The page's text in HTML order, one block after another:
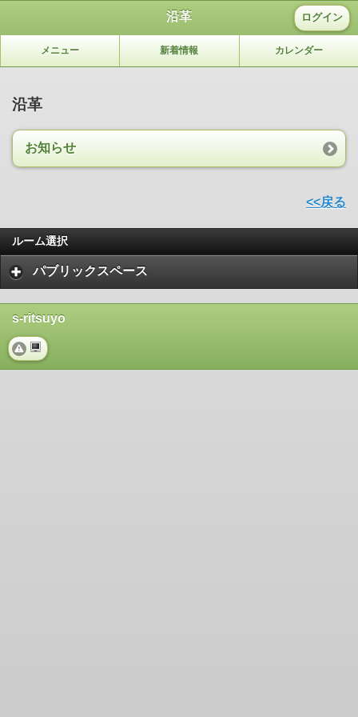
沿革 ログイン
メニュー 新着情報 カレンダー
沿革
お知らせ
<<戻る
ルーム選択
パブリックスペース
s-ritsuyo